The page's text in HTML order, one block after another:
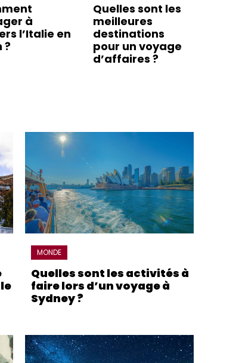
à
l’Italie en
?
Quelles sont les
meilleures
destinations
pour un voyage
d’affaires ?
MONDE
Quelles sont les activités à
faire lors d’un voyage à
Sydney ?